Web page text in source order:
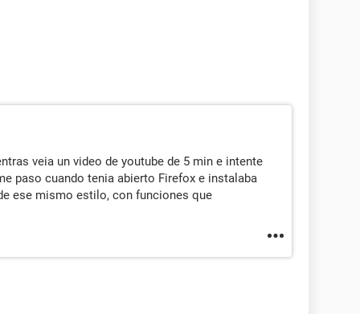
veia un video de youtube de 5 min e intente
paso cuando tenia abierto Firefox e instalaba
ese mismo estilo, con funciones que